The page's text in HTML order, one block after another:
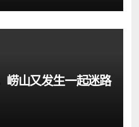
崂山又发生一起迷路